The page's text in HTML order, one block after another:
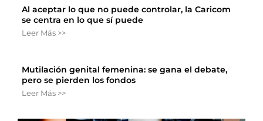
Al aceptar lo que no puede controlar, la Caricom
se centra en lo que sí puede
Leer Más >>
Mutilación genital femenina: se gana el debate,
pero se pierden los fondos
Leer Más >>